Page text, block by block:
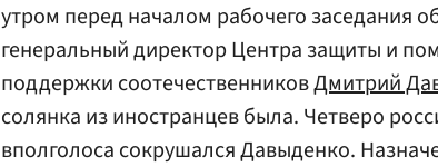
утром перед началом рабочего заседания
генеральный директор Центра защиты и
поддержки соотечественниковДмитрий
солянка из иностранцев была. Четверо
вполголоса сокрушался Давыденко.